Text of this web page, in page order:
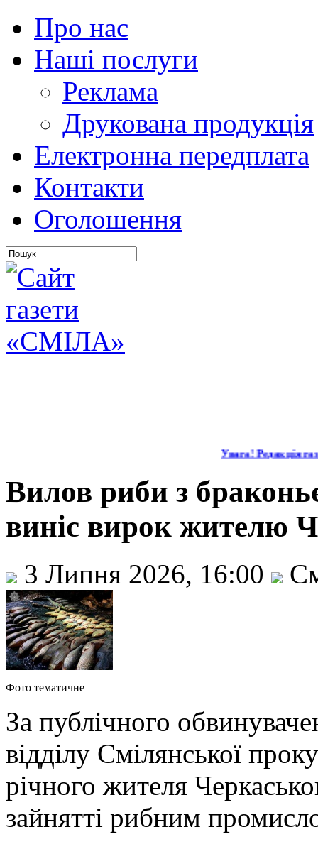
Про нас
Наші послуги
Реклама
Друкована продукція
Електронна передплата
Контакти
Оголошення
Увага! Редакція
Вилов риби з
виніс вирок жителю
3 Липня 2026, 16:00
Фото тематичне
За публічного
відділу Смілянської
річного жителя
зайнятті рибним